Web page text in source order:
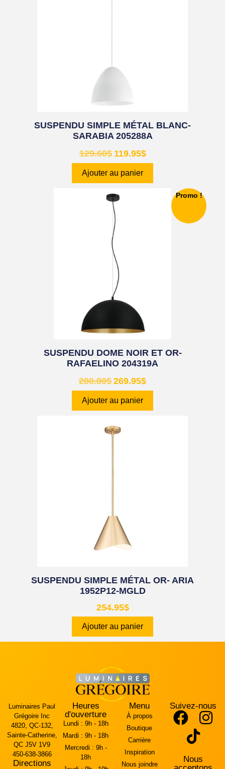
SUSPENDU SIMPLE MÉTAL BLANC-
SARABIA 205288A
129.60$ 119.95$
Ajouter au panier
Promo !
SUSPENDU DOME NOIR ET OR-
RAFAELINO 204319A
280.80$ 269.95$
Ajouter au panier
SUSPENDU SIMPLE MÉTAL OR- ARIA
1952P12-MGLD
254.95$
Ajouter au panier
Luminaires Paul
Grégoire Inc
4820, QC-132,
Sainte-Catherine,
QC J5V 1V9
450-638-3866
Directions
Heures
d'ouverture
Lundi : 9h - 18h
Mardi : 9h - 18h
Mercredi : 9h -
18h
Menu
À propos
Boutique
Carrière
Inspiration
Nous joindre
Suivez-nous
Nous